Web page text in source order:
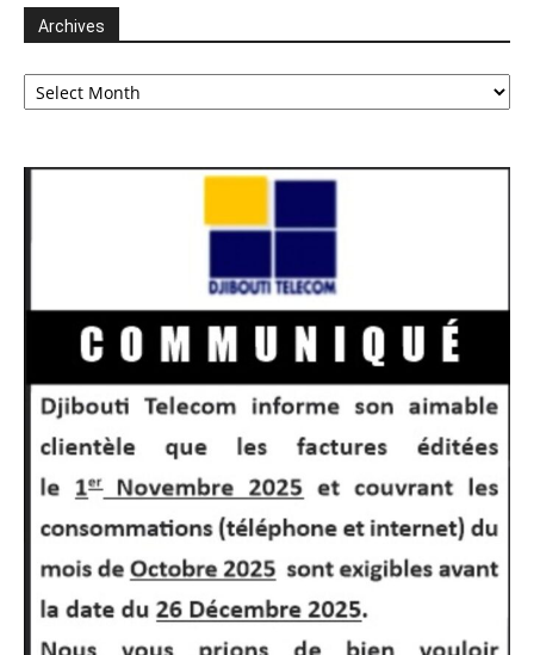
Archives
Archives